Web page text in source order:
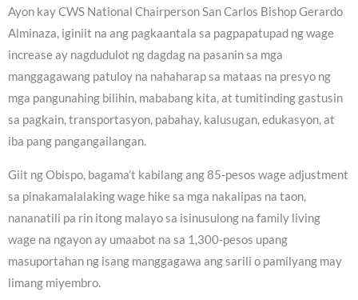
Ayon kay CWS National Chairperson San Carlos Bishop Gerardo
Alminaza, iginiit na ang pagkaantala sa pagpapatupad ng wage
increase ay nagdudulot ng dagdag na pasanin sa mga
manggagawang patuloy na nahaharap sa mataas na presyo ng
mga pangunahing bilihin, mababang kita, at tumitinding gastusin
sa pagkain, transportasyon, pabahay, kalusugan, edukasyon, at
iba pang pangangailangan.
Giit ng Obispo, bagama’t kabilang ang 85-pesos wage adjustment
sa pinakamalalaking wage hike sa mga nakalipas na taon,
nananatili pa rin itong malayo sa isinusulong na family living
wage na ngayon ay umaabot na sa 1,300-pesos upang
masuportahan ng isang manggagawa ang sarili o pamilyang may
limang miyembro.